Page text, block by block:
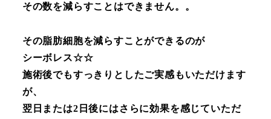
その数を減らすことはできません。。
その脂肪細胞を減らすことができるのが
シーボレス☆☆
施術後でもすっきりとしたご実感もいただけます
が、
翌日または2日後にはさらに効果を感じていただ